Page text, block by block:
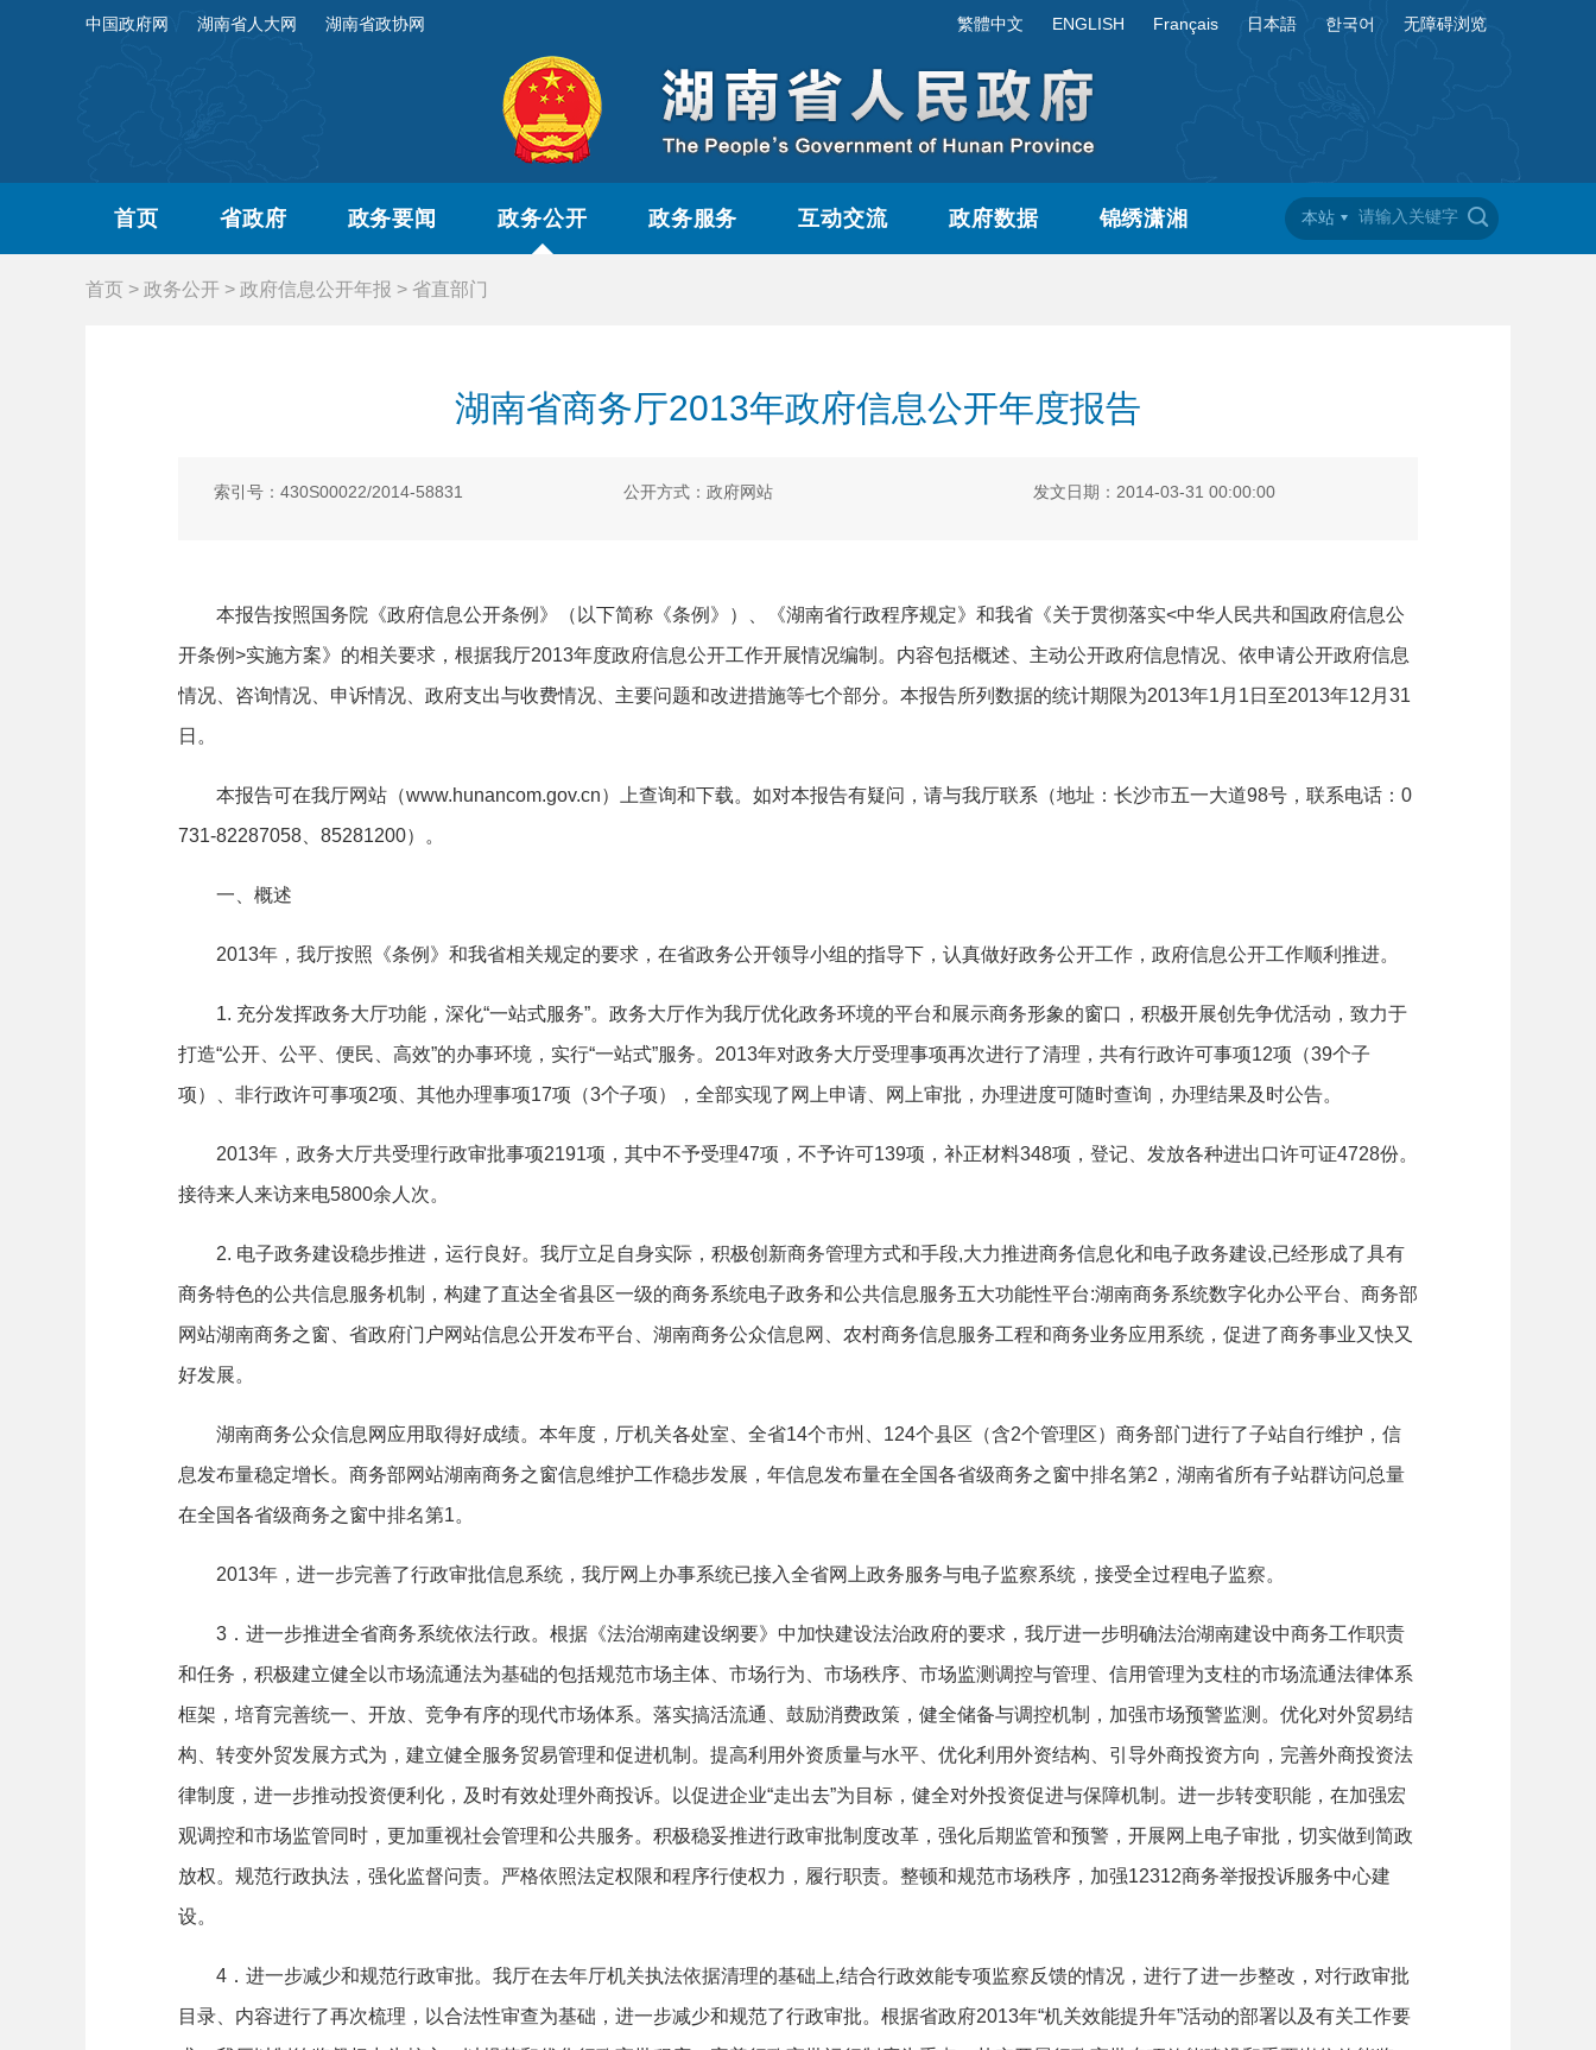
中国政府网 湖南省人大网 湖南省政协网 繁體中文 ENGLISH Français 日本語 한국어 无障碍浏览
首页 省政府 政务要闻 政务公开 政务服务 互动交流 政府数据 锦绣潇湘 本站
首页 > 政务公开 > 政府信息公开年报 > 省直部门
湖南省商务厅2013年政府信息公开年度报告
索引号：430S00022/2014-58831 公开方式：政府网站 发文日期：2014-03-31 00:00:00
本报告按照国务院《政府信息公开条例》（以下简称《条例》）、《湖南省行政程序规定》和我省《关于贯彻落实<中华人民共和国政府信息公
开条例>实施方案》的相关要求，根据我厅2013年度政府信息公开工作开展情况编制。内容包括概述、主动公开政府信息情况、依申请公开政府信息
情况、咨询情况、申诉情况、政府支出与收费情况、主要问题和改进措施等七个部分。本报告所列数据的统计期限为2013年1 月 1 日至2013年12 月 31
日。
本报告可在我厅网站（www.hunancom.gov.cn）上查询和下载。如对本报告有疑问，请与我厅联系（地址：长沙市五一大道98号，联系电话： 0
731-82287058
85281200）。
一、概述
2013年，我厅按照《条例》和我省相关规定的要求，在省政务公开领导小组的指导下，认真做好政务公开工作，政府信息公开工作顺利推进。
1. 充分发挥政务大厅功能，深化“一站式服务”。 政务大厅作为我厅优化政务环境的平台和展示商务形象的窗口，积极开展创先争优活动，致力于
打造“公开、公平、便民、高效”的办事环境，实行“一站式”服务。 2013年对政务大厅受理事项再次进行了清理，共有行政许可事项12项（39个子
项）、非行政许可事项2项、其他办理事项17项（3个子项），全部实现了网上申请、网上审批，办理进度可随时查询，办理结果及时公告。
2013年，政务大厅共受理行政审批事项2191项，其中不予受理47项，不予许可139项，补正材料348项，登记、发放各种进出口许可证4728份。
接待来人来访来电5800余人次。
2. 电子政务建设稳步推进，运行良好。 我厅立足自身实际，积极创新商务管理方式和手段,大力推进商务信息化和电子政务建设,已经形成了具有
商务特色的公共信息服务机制，构建了直达全省县区一级的商务系统电子政务和公共信息服务五大功能性平台:湖南商务系统数字化办公平台、商务部
网站湖南商务之窗、省政府门户网站信息公开发布平台、湖南商务公众信息网、农村商务信息服务工程和商务业务应用系统，促进了商务事业又快又
好发展。
湖南商务公众信息网应用取得好成绩。本年度，厅机关各处室、全省14个市州、 124个县区（含2个管理区）商务部门进行了子站自行维护，信
息发布量稳定增长。商务部网站湖南商务之窗信息维护工作稳步发展，年信息发布量在全国各省级商务之窗中排名第2 ，湖南省所有子站群访问总量
在全国各省级商务之窗中排名第1。
2013年，进一步完善了行政审批信息系统，我厅网上办事系统已接入全省网上政务服务与电子监察系统，接受全过程电子监察。
3 ．进一步推进全省商务系统依法行政。 根据《法治湖南建设纲要》中加快建设法治政府的要求，我厅进一步明确法治湖南建设中商务工作职责
和任务，积极建立健全以市场流通法为基础的包括规范市场主体、市场行为、市场秩序、市场监测调控与管理、信用管理为支柱的市场流通法律体系
框架，培育完善统一、开放、竞争有序的现代市场体系。落实搞活流通、鼓励消费政策，健全储备与调控机制，加强市场预警监测。优化对外贸易结
构、转变外贸发展方式为，建立健全服务贸易管理和促进机制。提高利用外资质量与水平、优化利用外资结构、引导外商投资方向，完善外商投资法
律制度，进一步推动投资便利化，及时有效处理外商投诉。以促进企业“走出去”为目标，健全对外投资促进与保障机制。进一步转变职能，在加强宏
观调控和市场监管同时，更加重视社会管理和公共服务。积极稳妥推进行政审批制度改革，强化后期监管和预警，开展网上电子审批，切实做到简政
放权。规范行政执法，强化监督问责。严格依照法定权限和程序行使权力，履行职责。整顿和规范市场秩序，加强12312商务举报投诉服务中心建
设。
4 ．进一步减少和规范行政审批。 我厅在去年厅机关执法依据清理的基础上,结合行政效能专项监察反馈的情况，进行了进一步整改，对行政审批
目录、内容进行了再次梳理，以合法性审查为基础，进一步减少和规范了行政审批。根据省政府2013年“机关效能提升年”活动的部署以及有关工作要